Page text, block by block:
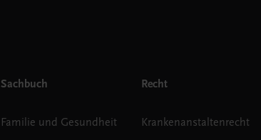
Sachbuch
Familie und Gesundheit
Recht
Krankenanstaltenrecht